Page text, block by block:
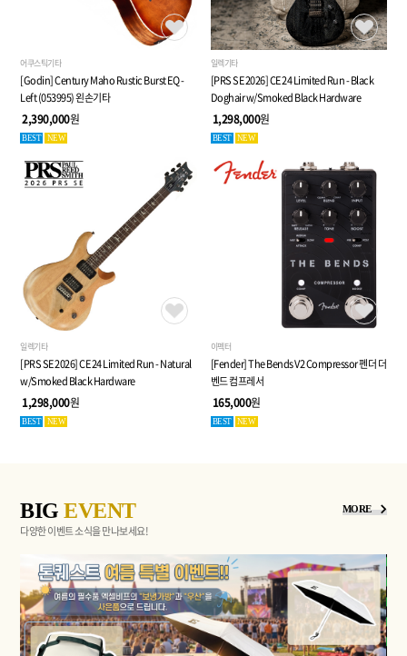
어쿠스틱기타
[Godin] Century Maho Rustic Burst EQ -
Left (053995) 왼손기타
2,390,000원
BEST NEW
일렉기타
[PRS SE 2026] CE 24 Limited Run - Black
Doghair w/Smoked Black Hardware
1,298,000원
BEST NEW
일렉기타
[PRS SE 2026] CE 24 Limited Run - Natural
w/Smoked Black Hardware
1,298,000원
BEST NEW
이펙터
[Fender] The Bends V2 Compressor 펜더 더
벤드 컴프레서
165,000원
BEST NEW
BIGEVENT MORE
다양한 이벤트 소식을 만나보세요!